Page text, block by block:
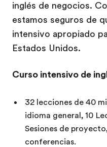
inglés de negocios.
estamos seguros de
intensivo apropiado
Estados Unidos.
Curso intensivo de
32 lecciones de 40
idioma general, 10
Sesiones de
conferencias.